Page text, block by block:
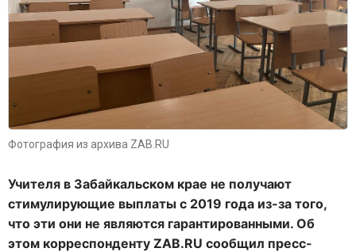
Фотография из архива ZAB.RU
Учителя в Забайкальском крае не получают
стимулирующие выплаты с 2019 года из-за того,
что эти они не являются гарантированными. Об
этом корреспонденту ZAB.RU сообщил пресс-